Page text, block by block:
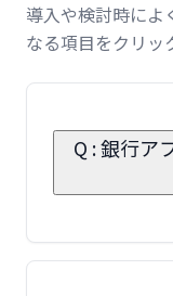
導入や検討時によ
なる項目をクリッ
Q : 銀行ア